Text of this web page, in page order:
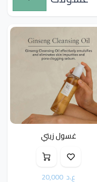
غسول زيتي
20,000 ع.د